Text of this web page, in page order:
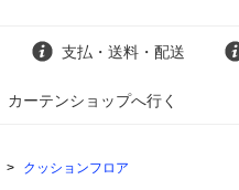
支払・送料・配送
カーテンショップへ行く
> クッションフロア